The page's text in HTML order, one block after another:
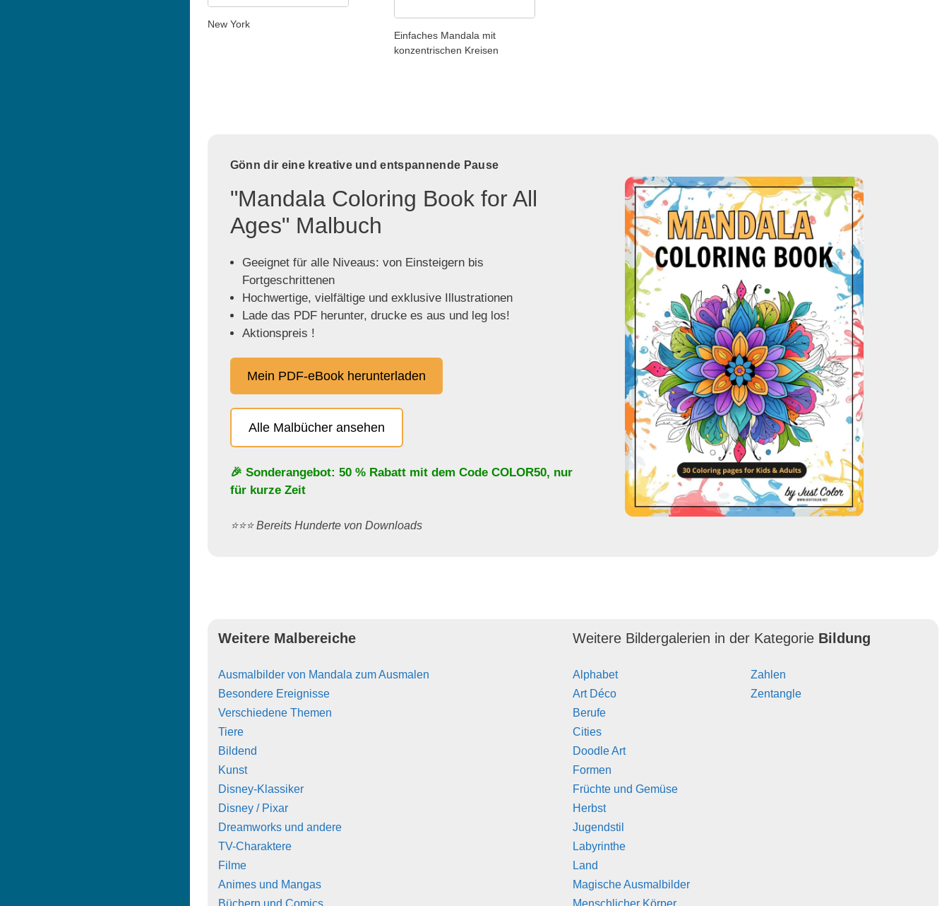
New York
Einfaches Mandala mit
konzentrischen Kreisen
Gönn dir eine kreative und entspannende Pause
"Mandala Coloring Book for All
Ages" Malbuch
Geeignet für alle Niveaus: von Einsteigern bis
Fortgeschrittenen
Hochwertige, vielfältige und exklusive Illustrationen
Lade das PDF herunter, drucke es aus und leg los!
Aktionspreis !
Mein PDF-eBook herunterladen
Alle Malbücher ansehen
🎉 Sonderangebot: 50 % Rabatt mit dem Code COLOR50, nur
für kurze Zeit
⭐️⭐️⭐️ Bereits Hunderte von Downloads
Weitere Malbereiche
Ausmalbilder von Mandala zum Ausmalen
Besondere Ereignisse
Verschiedene Themen
Tiere
Bildend
Kunst
Disney-Klassiker
Disney / Pixar
Dreamworks und andere
TV-Charaktere
Filme
Animes und Mangas
Büchern und Comics
Weitere Bildergalerien in der Kategorie Bildung
Alphabet
Art Déco
Berufe
Cities
Doodle Art
Formen
Früchte und Gemüse
Herbst
Jugendstil
Labyrinthe
Land
Magische Ausmalbilder
Menschlicher Körper
Zahlen
Zentangle